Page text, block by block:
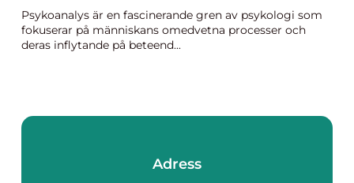
Psykoanalys är en fascinerande gren av psykologi som
fokuserar på människans omedvetna processer och
deras inflytande på beteend...
Adress